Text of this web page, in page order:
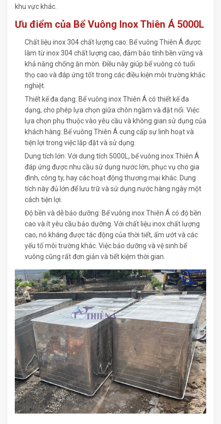
khu vực khác.
Ưu điểm của Bể Vuông Inox Thiên Á 5000L
Chất liệu inox 304 chất lượng cao: Bể vuông Thiên Á được
làm từ inox 304 chất lượng cao, đảm bảo tính bền vững và
khả năng chống ăn mòn. Điều này giúp bể vuông có tuổi
thọ cao và đáp ứng tốt trong các điều kiện môi trường khắc
nghiệt.
Thiết kế đa dạng: Bể vuông inox Thiên Á có thiết kế đa
dạng, cho phép lựa chọn giữa chôn ngầm và đặt nổi. Việc
lựa chọn phụ thuộc vào yêu cầu và không gian sử dụng của
khách hàng. Bể vuông Thiên Á cung cấp sự linh hoạt và
tiện lợi trong việc lắp đặt và sử dụng.
Dung tích lớn: Với dung tích 5000L, bể vuông inox Thiên Á
đáp ứng được nhu cầu sử dụng nước lớn, phục vụ cho gia
đình, công ty, hay các hoạt động thương mại khác. Dung
tích này đủ lớn để lưu trữ và sử dụng nước hàng ngày một
cách tiện lợi.
Độ bền và dễ bảo dưỡng: Bể vuông inox Thiên Á có độ bền
cao và ít yêu cầu bảo dưỡng. Với chất liệu inox chất lượng
cao, nó kháng được tác động của thời tiết, ẩm ướt và các
yếu tố môi trường khác. Việc bảo dưỡng và vệ sinh bể
vuông cũng rất đơn giản và tiết kiệm thời gian.